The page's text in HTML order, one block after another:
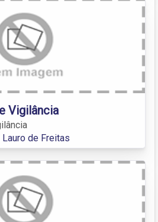
Vigilância
de Freitas